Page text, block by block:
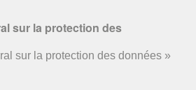
sur la protection des
sur la protection des données »